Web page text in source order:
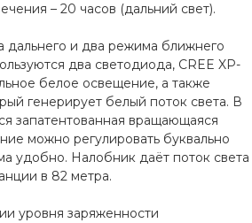
– 20 часов (дальний свет).
дальнего и два режима ближнего
два светодиода, CREE XP-
белое освещение, а также
генерирует белый поток света. В
запатентованная вращающаяся
можно регулировать буквально
удобно. Налобник даёт поток света
в 82 метра.
уровня заряженности